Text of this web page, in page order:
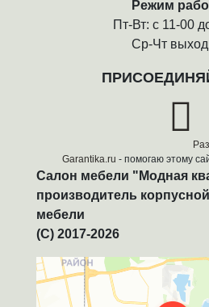
Режим
Пт-Вт: с 11-00
Ср-Чт
Garantika.ru - помогаю этому
Салон мебели "Модная
производитель
мебели
(C) 2017-2026